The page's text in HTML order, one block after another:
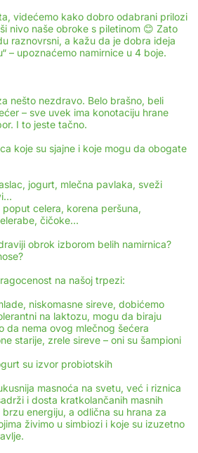
videćemo kako dobro odabrani prilozi
nivo naše obroke s piletinom 😊 Zato
raznovrsni, a kažu da je dobra ideja
– upoznaćemo namirnice u 4 boje.
nešto nezdravo. Belo brašno, beli
– sve uvek ima konotaciju hrane
I to jeste tačno.
koje su sjajne i koje mogu da obogate
jogurt, mlečna pavlaka, sveži
celera, korena peršuna,
čičoke…
obrok izborom belih namirnica?
na našoj trpezi:
niskomasne sireve, dobićemo
na laktozu, mogu da biraju
da nema ovog mlečnog šećera
starije, zrele sireve – oni su šampioni
su izvor probiotskih
masnoća na svetu, već i riznica
i dosta kratkolančanih masnih
energiju, a odlična su hrana za
živimo u simbiozi i koje su izuzetno